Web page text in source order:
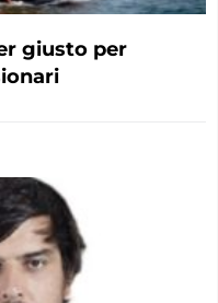
giusto per